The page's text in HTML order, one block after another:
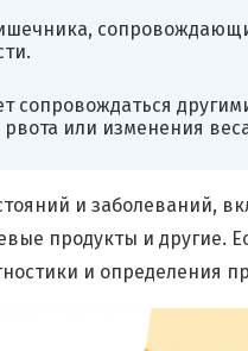
сопровождаться
или изменения
и заболеваний,
продукты и другие.
и определения